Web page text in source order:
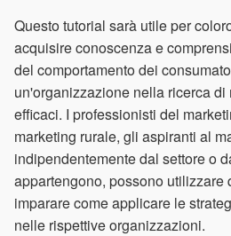
Questo tutorial sarà utile per
acquisire conoscenza e
del comportamento dei
un'organizzazione nella ricerca
efficaci. I professionisti del
marketing rurale, gli aspiranti al
indipendentemente dal settore o
appartengono, possono utilizzare
imparare come applicare le
nelle rispettive organizzazioni.